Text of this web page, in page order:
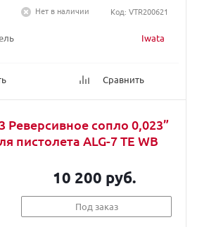
Iwata
Сравнить
Нет в наличии
Код: VTR200621
Реверсивное сопло 0,023”
пистолета ALG-7 TE WB
10 200 руб.
Под заказ